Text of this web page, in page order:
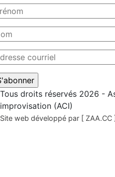
Tous droits réservés 2026 -
improvisation (ACI)
Site web développé par [ ZAA.CC